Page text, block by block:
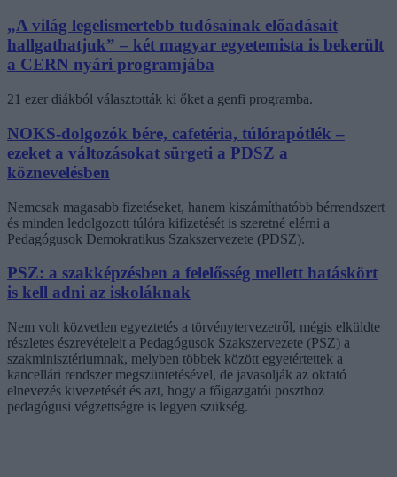
„A világ legelismertebb tudósainak előadásait
hallgathatjuk” – két magyar egyetemista is bekerült
a CERN nyári programjába
21 ezer diákból választották ki őket a genfi programba.
NOKS-dolgozók bére, cafetéria, túlórapótlék –
ezeket a változásokat sürgeti a PDSZ a
köznevelésben
Nemcsak magasabb fizetéseket, hanem kiszámíthatóbb bérrendszert
és minden ledolgozott túlóra kifizetését is szeretné elérni a
Pedagógusok Demokratikus Szakszervezete (PDSZ).
PSZ: a szakképzésben a felelősség mellett hatáskört
is kell adni az iskoláknak
Nem volt közvetlen egyeztetés a törvénytervezetről, mégis elküldte
részletes észrevételeit a Pedagógusok Szakszervezete (PSZ) a
szakminisztériumnak, melyben többek között egyetértettek a
kancellári rendszer megszüntetésével, de javasolják az oktató
elnevezés kivezetését és azt, hogy a főigazgatói poszthoz
pedagógusi végzettségre is legyen szükség.